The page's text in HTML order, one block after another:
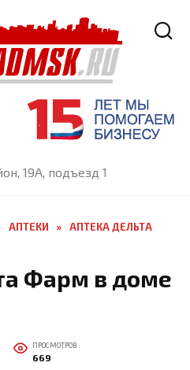
19А, подъезд 1
АПТЕКИ »
АПТЕКА ДЕЛЬТА
Фарм в доме
ПРОСМОТРОВ
669